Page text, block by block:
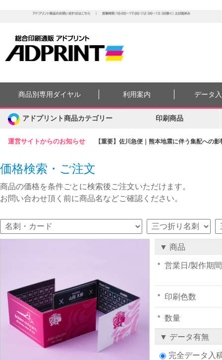
運営サイトからのお知らせ 【重要】佐川急便｜熊本地震に伴う集配への
商品別専用ダイヤル 利用案内 データ
アドプリント商品カテゴリー 印刷商品
価格検索・ご注文
商品の価格を条件ごとに検索後ご注文いただけます。
お問い合わせ頂く前に商品名などご確認ください。
▼ 商品
営業日/製作期間
印刷色数
数量
▼ データ有無
完全データ入